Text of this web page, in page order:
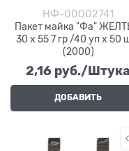
НФ-00002741
Пакет майка "Фа"
30 х 55 7 гр /40 уп х 50
(2000)
2,16 руб./Штука
ДОБАВИТЬ